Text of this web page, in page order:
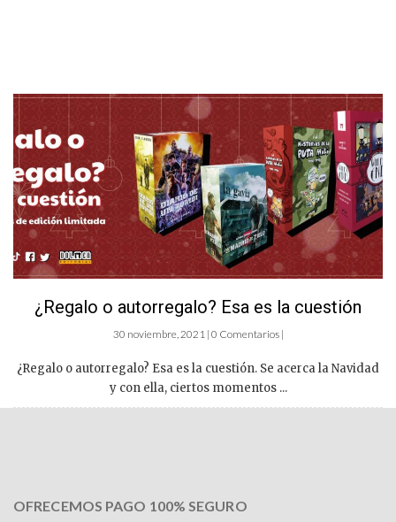
¿Regalo o autorregalo? Esa es la cuestión
30 noviembre, 2021 | 0 Comentarios |
¿Regalo o autorregalo? Esa es la cuestión. Se acerca la Navidad
y con ella, ciertos momentos ...
OFRECEMOS PAGO 100% SEGURO